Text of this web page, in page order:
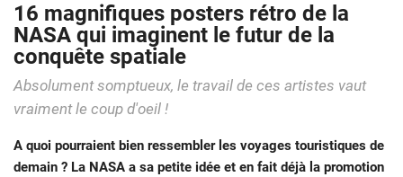
16 magnifiques posters rétro de la
NASA qui imaginent le futur de la
conquête spatiale
Absolument somptueux, le travail de ces artistes vaut
vraiment le coup d'oeil !
A quoi pourraient bien ressembler les voyages touristiques de
demain ? La NASA a sa petite idée et en fait déjà la promotion